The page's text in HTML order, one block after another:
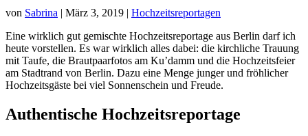
von Sabrina | März 3, 2019 | Hochzeitsreportagen
Eine wirklich gut gemischte Hochzeitsreportage aus Berlin darf ich
heute vorstellen. Es war wirklich alles dabei: die kirchliche Trauung
mit Taufe, die Brautpaarfotos am Ku’damm und die Hochzeitsfeier
am Stadtrand von Berlin. Dazu eine Menge junger und fröhlicher
Hochzeitsgäste bei viel Sonnenschein und Freude.
Authentische Hochzeitsreportage